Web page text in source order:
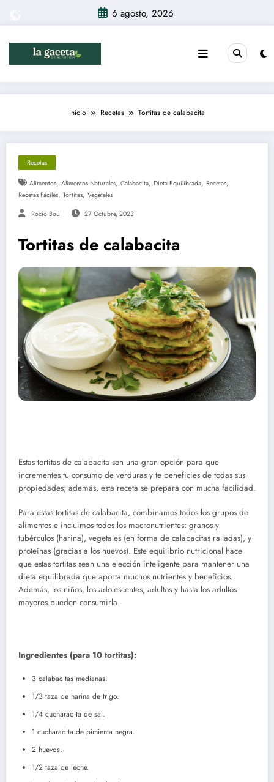
contenido
6 agosto, 2026
Inicio Recetas Tortitas de calabacita
Recetas
Alimentos, Alimentos Naturales, Calabacita, Dieta Equilibrada, Recetas,
Recetas Fáciles, Tortitas, Vegetales
Rocío Bou 27 Octubre, 2023
Tortitas de calabacita
Estas tortitas de calabacita son una gran opción para que
incrementes tu consumo de verduras y te beneficies de todas sus
propiedades; además, esta receta se prepara con mucha facilidad.
Para estas tortitas de calabacita, combinamos todos los grupos de
alimentos e incluimos todos los macronutrientes: granos y
tubérculos (harina), vegetales (en forma de calabacitas ralladas), y
proteínas (gracias a los huevos). Este equilibrio nutricional hace
que estas tortitas sean una elección inteligente para mantener una
dieta equilibrada que aporta muchos nutrientes y beneficios.
Además, los niños, los adolescentes, adultos y hasta los adultos
mayores pueden consumirla.
Ingredientes (para 10 tortitas):
3 calabacitas medianas.
1/3 taza de harina de trigo.
1/4 cucharadita de sal.
1 cucharadita de pimienta negra.
2 huevos.
1/2 taza de leche.